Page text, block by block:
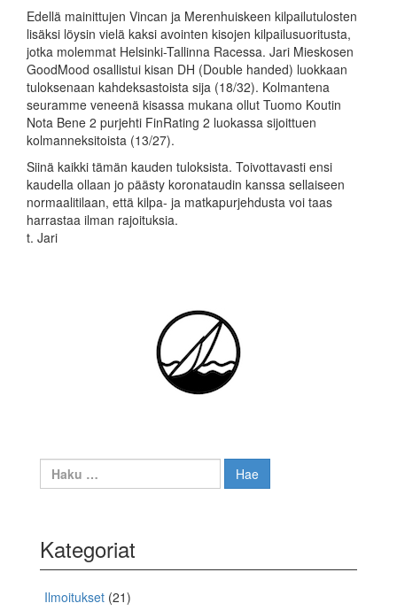
Edellä mainittujen Vincan ja Merenhuiskeen kilpailutulosten
lisäksi löysin vielä kaksi avointen kisojen kilpailusuoritusta,
jotka molemmat Helsinki-Tallinna Racessa. Jari Mieskosen
GoodMood osallistui kisan DH (Double handed) luokkaan
tuloksenaan kahdeksastoista sija (18/32). Kolmantena
seuramme veneenä kisassa mukana ollut Tuomo Koutin
Nota Bene 2 purjehti FinRating 2 luokassa sijoittuen
kolmanneksitoista (13/27).
Siinä kaikki tämän kauden tuloksista. Toivottavasti ensi
kaudella ollaan jo päästy koronataudin kanssa sellaiseen
normaalitilaan, että kilpa- ja matkapurjehdusta voi taas
harrastaa ilman rajoituksia.
t. Jari
Haku:
Kategoriat
Ilmoitukset (21)